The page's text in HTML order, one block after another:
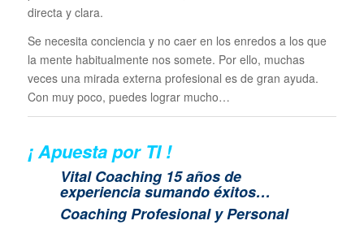
directa y clara.
Se necesita conciencia y no caer en los enredos a los que
la mente habitualmente nos somete. Por ello, muchas
veces una mirada externa profesional es de gran ayuda.
Con muy poco, puedes lograr mucho…
¡ Apuesta por TI !
Vital Coaching 15 años de
experiencia sumando éxitos…
Coaching Profesional y Personal